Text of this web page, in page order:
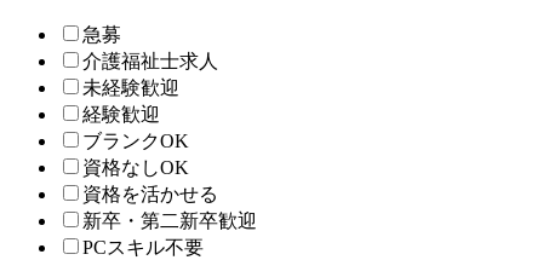
急募
介護福祉士求人
未経験歓迎
経験歓迎
ブランクOK
資格なしOK
資格を活かせる
新卒・第二新卒歓迎
PCスキル不要